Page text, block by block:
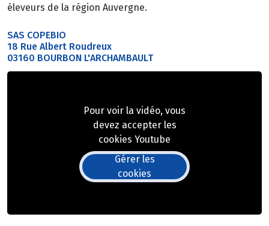
éleveurs de la région Auvergne.
SAS COPEBIO
18 Rue Albert Roudreux
03160 BOURBON L'ARCHAMBAULT
Pour voir la vidéo, vous
devez accepter les
cookies Youtube
Gérer les
cookies